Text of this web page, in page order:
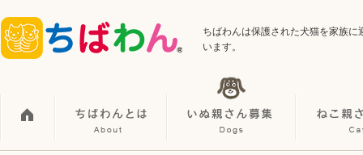
ちばわんは保護された犬猫を家族
います。